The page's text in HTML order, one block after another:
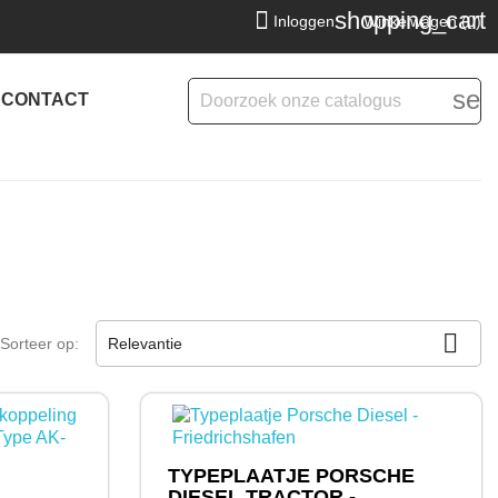
 Inloggenshopping_cart
Winkelwagen (0)
CONTACT
Sorteer op: Relevantie 
TYPEPLAATJE PORSCHE